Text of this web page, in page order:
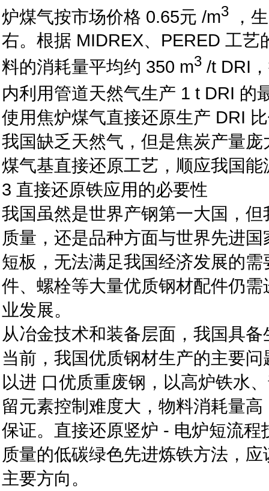
炉煤气按市场价格 0.65元 /m3
，
右。根据 MIDREX、PERED 工
料的消耗量平均约 350 m3 /t DRI
内利用管道天然气生产 1 t DRI 的
使用焦炉煤气直接还原生产 DRI
我国缺乏天然气，但是焦炭产量
煤气基直接还原工艺，顺应我国能
3 直接还原铁应用的必要性
我国虽然是世界产钢第一大国，
质量，还是品种方面与世界先进
短板，无法满足我国经济发展的
件、螺栓等大量优质钢材配件仍
业发展。
从冶金技术和装备层面，我国具
当前，我国优质钢材生产的主要
以进 口优质重废钢，以高炉铁水
留元素控制难度大，物料消耗量
保证。直接还原竖炉 - 电炉短流
质量的低碳绿色先进炼铁方法，
主要方向。